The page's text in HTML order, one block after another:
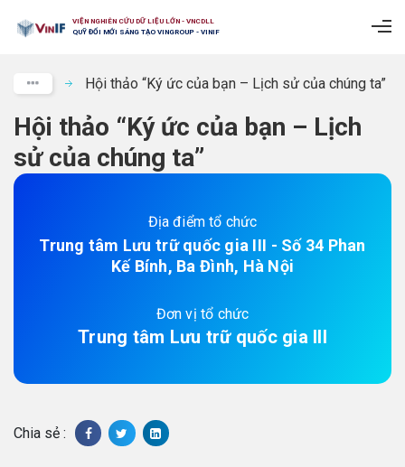
VIỆN NGHIÊN CỨU DỮ LIỆU LỚN - VNCDLL
QUỸ ĐỔI MỚI SÁNG TẠO VINGROUP - VINIF
Hội thảo “Ký ức của bạn – Lịch sử của chúng ta”
Hội thảo “Ký ức của bạn – Lịch
sử của chúng ta”
Địa điểm tổ chức
Trung tâm Lưu trữ quốc gia III - Số 34 Phan
Kế Bính, Ba Đình, Hà Nội
Đơn vị tổ chức
Trung tâm Lưu trữ quốc gia III
Chia sẻ :